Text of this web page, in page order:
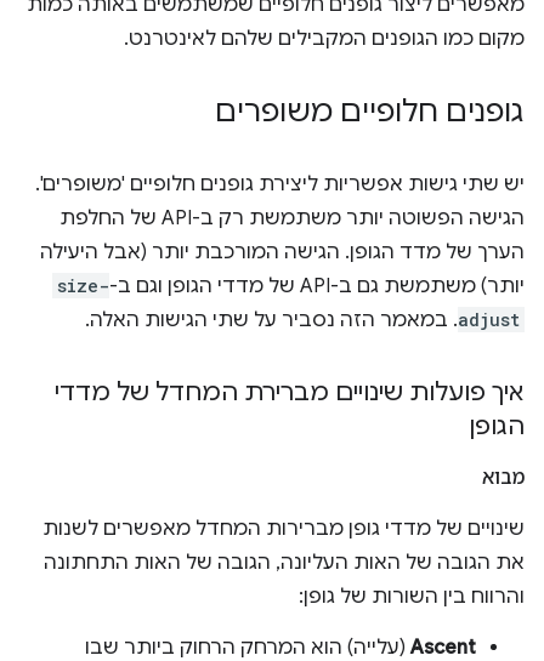
מאפשרים ליצור גופנים חלופיים שמשתמשים באותה כמות
מקום כמו הגופנים המקבילים שלהם לאינטרנט.
גופנים חלופיים משופרים
יש שתי גישות אפשריות ליצירת גופנים חלופיים 'משופרים'.
הגישה הפשוטה יותר משתמשת רק ב-API של החלפת
הערך של מדד הגופן. הגישה המורכבת יותר (אבל היעילה
יותר) משתמשת גם ב-API של מדדי הגופן וגם ב-
size-
adjust. במאמר הזה נסביר על שתי הגישות האלה.
איך פועלות שינויים מברירת המחדל של מדדי
הגופן
מבוא
שינויים של מדדי גופן מברירות המחדל מאפשרים לשנות
את הגובה של האות העליונה, הגובה של האות התחתונה
והרווח בין השורות של גופן:
Ascent(עלייה) הוא המרחק הרחוק ביותר שבו